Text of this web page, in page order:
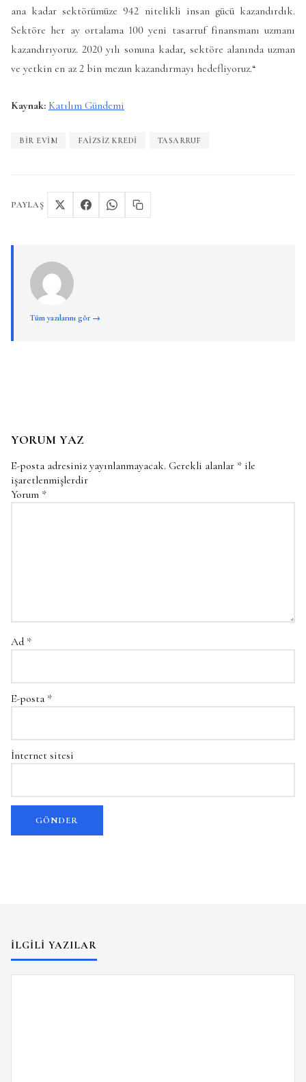
ana kadar sektörümüze 942 nitelikli insan gücü kazandırdık.
Sektöre her ay ortalama 100 yeni tasarruf finansmanı uzmanı
kazandırıyoruz. 2020 yılı sonuna kadar, sektöre alanında uzman
ve yetkin en az 2 bin mezun kazandırmayı hedefliyoruz.“
Kaynak: Katılım Gündemi
BIR EVIM FAIZSIZ KREDI TASARRUF
PAYLAŞ
Tüm yazılarını gör →
YORUM YAZ
E-posta adresiniz yayınlanmayacak. Gerekli alanlar * ile
işaretlenmişlerdir
Yorum *
Ad *
E-posta *
İnternet sitesi
İLGILI YAZILAR